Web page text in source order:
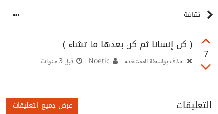
ثقافة
7
( كن إنسانا ثم كن بعدها ما تشاء )
حذف بواسطة المستخدم قبل 3 سنوات
التعليقات عرض جميع التعليقات